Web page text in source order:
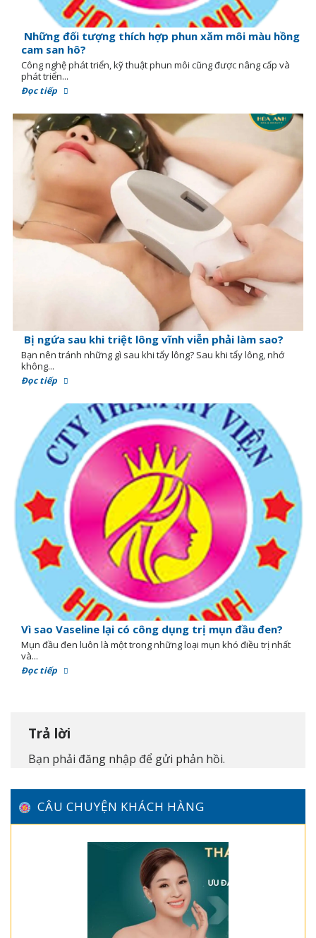
Những đối tượng thích hợp phun xăm môi màu hồng
cam san hô?
Công nghệ phát triển, kỹ thuật phun môi cũng được nâng cấp và
phát triển...
Đọc tiếp
Bị ngứa sau khi triệt lông vĩnh viễn phải làm sao?
Bạn nên tránh những gì sau khi tẩy lông? Sau khi tẩy lông, nhớ
không...
Đọc tiếp
Vì sao Vaseline lại có công dụng trị mụn đầu đen?
Mụn đầu đen luôn là một trong những loại mụn khó điều trị nhất
và...
Đọc tiếp
Trả lời
Bạn phải đăng nhập để gửi phản hồi.
CÂU CHUYỆN KHÁCH HÀNG